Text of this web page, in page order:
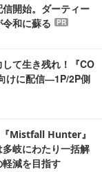
開始。ダーティー
令和に蘇る
PR
て生き残れ！『CO
けに配信―1P/2P側
Mistfall Hunter』
岐にわたり一括解
減を目指す